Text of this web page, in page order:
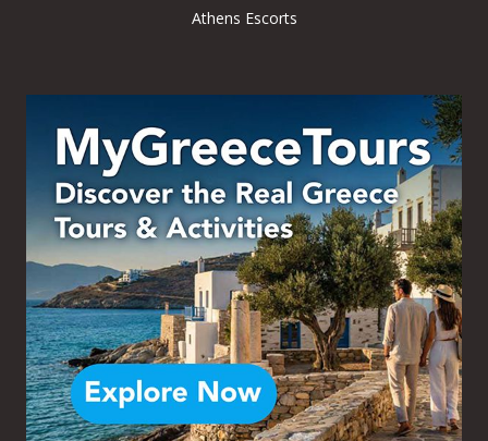
Athens Escorts